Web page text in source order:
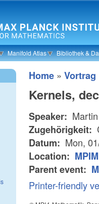
Manifold Atlas Bibliothek &
Home » Vortrag
Kernels,
Speaker:
Zugehörigkeit:
Datum: Mon,
Location:
Parent event:
Printer-friendly